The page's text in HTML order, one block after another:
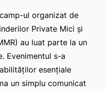
ul organizat de
Private Mici și
au luat parte la un
Evenimentul s-a
esențiale
un simplu comunicat